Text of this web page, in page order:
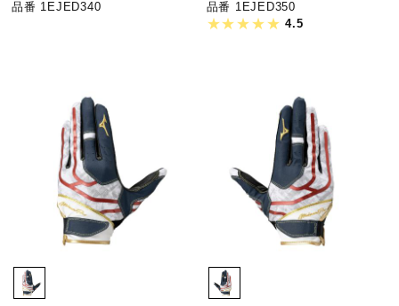
サポート
直営店一覧
品番 1EJED340
品番 1EJED350
4.5